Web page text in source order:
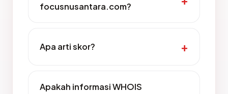
focusnusantara.com?
Apa arti skor?
Apakah informasi WHOIS